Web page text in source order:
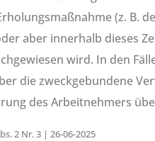
(z. B.
aber innerhalb dieses
wird. In den
die zweckgebundene
des Arbeitnehmers
2 Nr. 3 | 26-06-2025